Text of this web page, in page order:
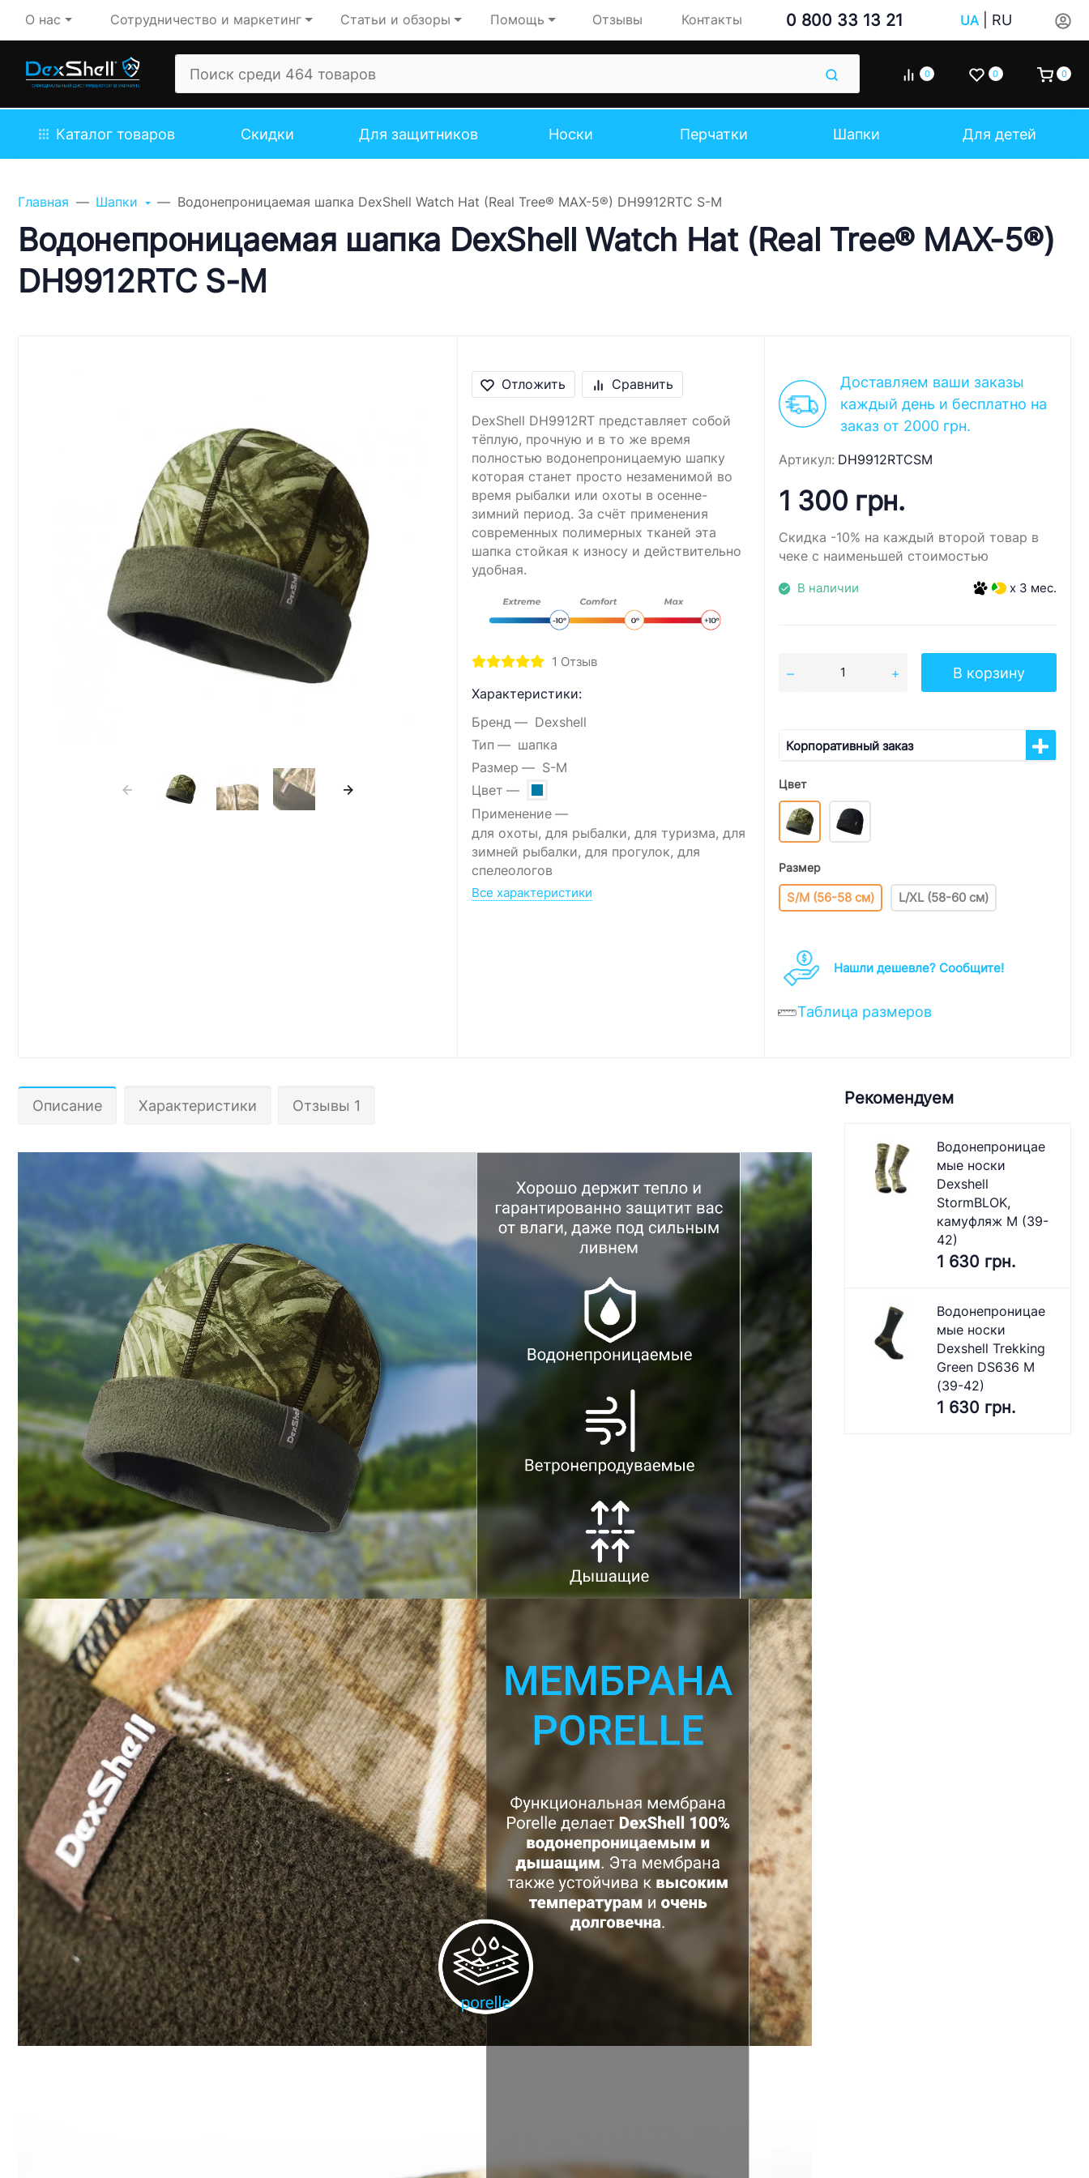
О нас Сотрудничество и маркетинг Статьи и обзоры Помощь Отзывы Контакты 0 800 33 13 21 UA| RU
0 0 0
Каталог товаров Скидки Для защитников Носки Перчатки Шапки Для детей
Главная Шапки Водонепроницаемая шапка DexShell Watch Hat (Real Tree® MAX-5®) DH9912RTC S-M
Водонепроницаемая шапка DexShell Watch Hat (Real Tree® MAX-5®)
DH9912RTC S-M
Отложить Сравнить
DexShell DH9912RT представляет собой
тёплую, прочную и в то же время
полностью водонепроницаемую шапку
которая станет просто незаменимой во
время рыбалки или охоты в осенне-
зимний период. За счёт применения
современных полимерных тканей эта
шапка стойкая к износу и действительно
удобная.
1 Отзыв
Характеристики:
Бренд
Dexshell
Тип
шапка
Размер
S-M
Цвет
Применение
для охоты, для рыбалки, для туризма, для
зимней рыбалки, для прогулок, для
спелеологов
Все характеристики
Доставляем ваши заказы
каждый день и бесплатно на
заказ от 2000 грн.
Артикул: DH9912RTCSM
1 300 грн.
Скидка -10% на каждый второй товар в
чеке с наименьшей стоимостью
В наличии x 3 мес.
В корзину
Корпоративный заказ
Цвет
Размер
S/M (56-58 см) L/XL (58-60 см)
Нашли дешевле? Cообщите!
Таблица размеров
Описание Характеристики Отзывы 1 Рекомендуем
Водонепроницае
мые носки
Dexshell
StormBLOK,
камуфляж M (39-
42)
1 630 грн.
Водонепроницае
мые носки
Dexshell Trekking
Green DS636 M
(39-42)
1 630 грн.
мы обязательно
ответим!
Имя
Введите правильный